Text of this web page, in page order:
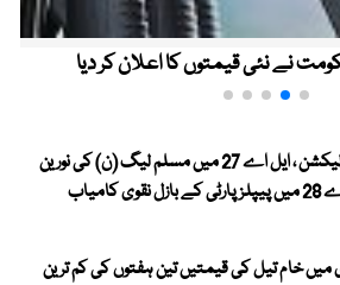
نے نئی قیمتوں کا اعلان کر دیا
آزاد کشمیر الیکشن ، ایل اے 27 میں مسلم لیگ (ن) کی نورین
کامیاب
خام تیل کی قیمتیں تین ہفتوں کی کم ترین